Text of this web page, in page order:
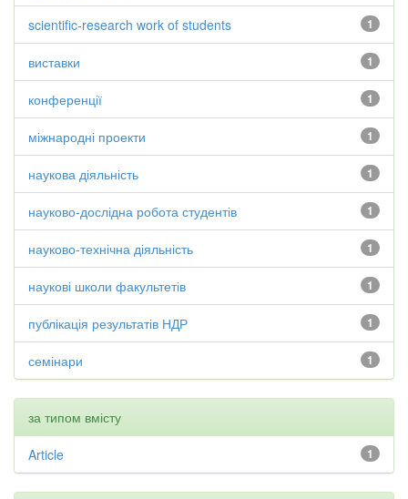
1
scientific-research work of students
1
виставки
1
конференції
1
міжнародні проекти
1
наукова діяльність
1
науково-дослідна робота студентів
1
науково-технічна діяльність
1
наукові школи факультетів
1
публікація результатів НДР
1
семінари
за типом вмісту
1
Article